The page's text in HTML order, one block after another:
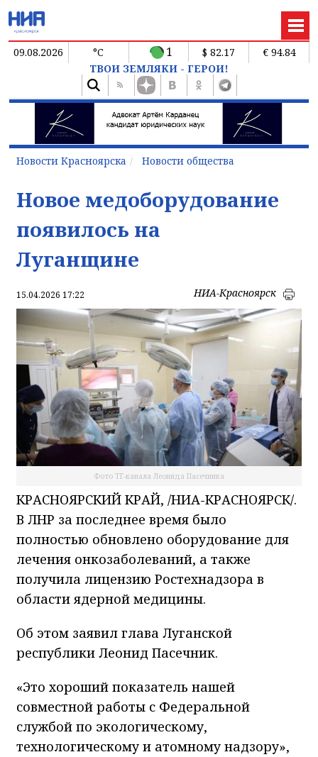
09.08.2026 °C 1 $ 82.17
€ 94.84
ТВОИ ЗЕМЛЯКИ - ГЕРОИ!
Новости Красноярска Новости общества
Новое медоборудование
появилось на
Луганщине
15.04.2026 17:22 НИА-Красноярск
Фото ТГ-канала Леонида Пасечника
КРАСНОЯРСКИЙ КРАЙ, /НИА-КРАСНОЯРСК/.
В ЛНР за последнее время было
полностью обновлено оборудование для
лечения онкозаболеваний, а также
получила лицензию Ростехнадзора в
области ядерной медицины.
Об этом заявил глава Луганской
республики Леонид Пасечник.
«Это хороший показатель нашей
совместной работы с Федеральной
службой по экологическому,
технологическому и атомному надзору»,